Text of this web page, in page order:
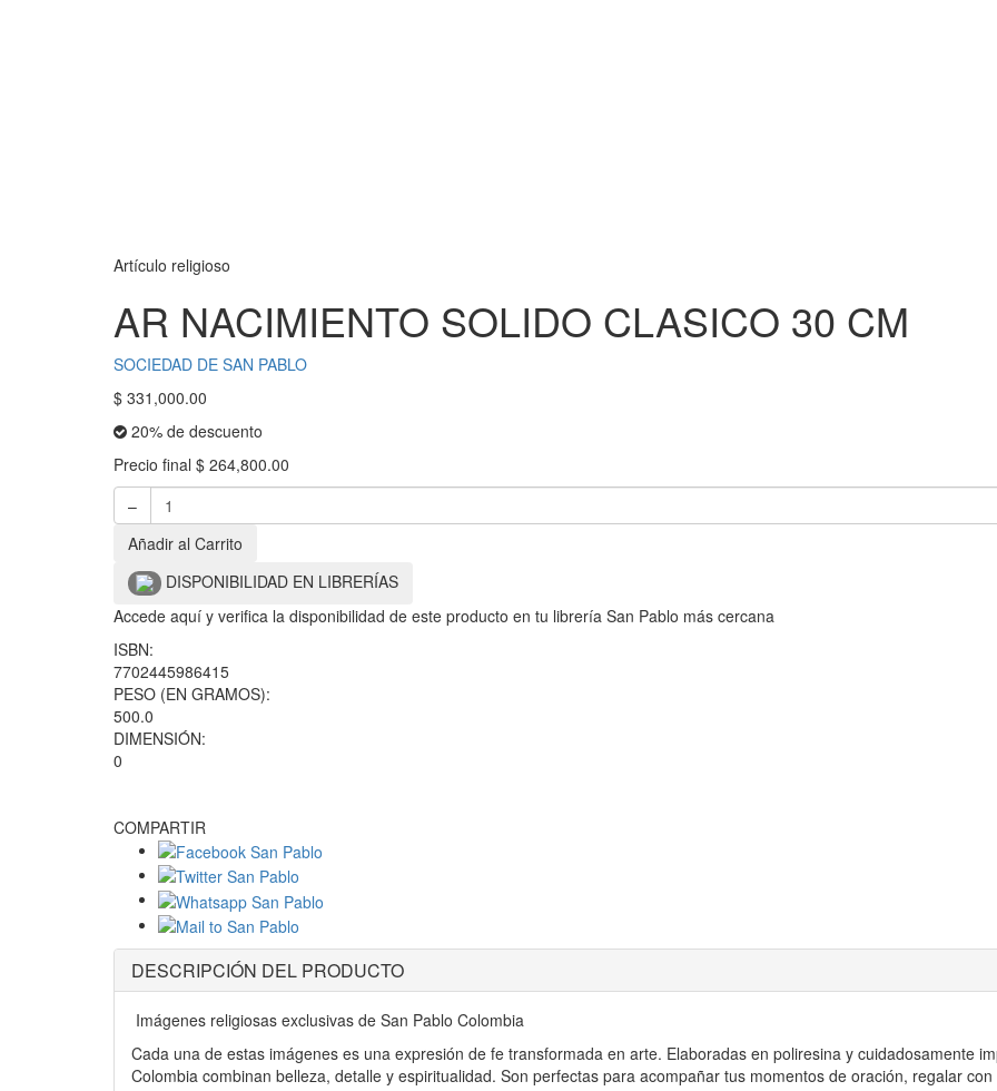
Artículo religioso
AR NACIMIENTO SOLIDO CLASICO 30 CM
SOCIEDAD DE SAN PABLO
$ 331,000.00
20% de descuento
Precio final $ 264,800.00
–
Añadir al Carrito
DISPONIBILIDAD EN LIBRERÍAS
Accede aquí y verifica la disponibilidad de este producto en tu librería San Pablo más cercana
ISBN:
7702445986415
PESO (EN GRAMOS):
500.0
DIMENSIÓN:
0
COMPARTIR
DESCRIPCIÓN DEL PRODUCTO
Imágenes religiosas exclusivas de San Pablo Colombia
Cada una de estas imágenes es una expresión de fe transformada en arte. Elaboradas en poliresina y cuidadosamente
Colombia combinan belleza, detalle y espiritualidad. Son perfectas para acompañar tus momentos de oración, regalar